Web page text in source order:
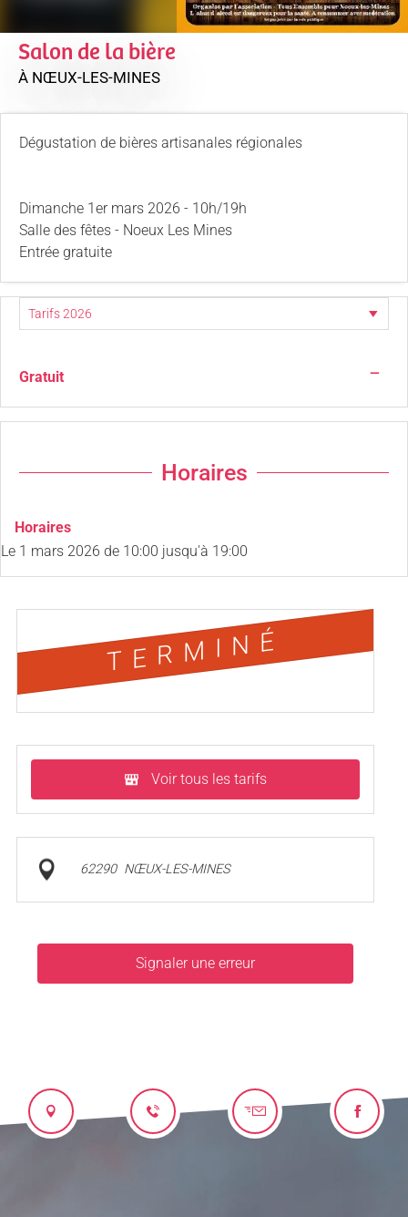
Salon de la bière
À NŒUX-LES-MINES
Dégustation de bières artisanales régionales
Dimanche 1er mars 2026 - 10h/19h
Salle des fêtes - Noeux Les Mines
Entrée gratuite
Gratuit —
Horaires
Horaires
Le 1 mars 2026 de 10:00 jusqu'à 19:00
TERMINÉ
Voir tous les tarifs
62290 NŒUX-LES-MINES
Signaler une erreur